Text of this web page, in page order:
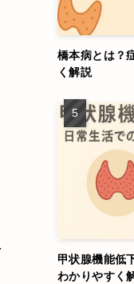
橋本病とは？
く解説
甲状腺機能低
わかりやすく